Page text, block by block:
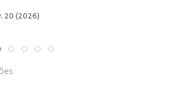
Suppl. 1 (2025)